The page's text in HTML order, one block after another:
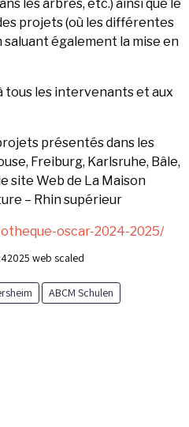
les arbres, etc.) ainsi que le
projets (où les différentes
également la mise en
tous les intervenants et aux
présentés dans les
Freiburg, Karlsruhe, Bâle,
site Web de La Maison
– Rhin supérieur
oscar-2024-2025/
ABCM Schulen